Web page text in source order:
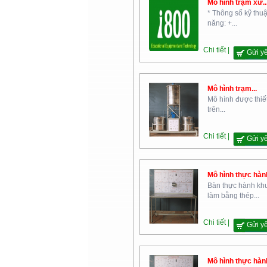
Mô hình trạm
* Thông số kỹ
năng: +...
Chi tiết | Gửi
Mô hình trạm...
Mô hình được
trên...
Chi tiết | Gửi
Mô hình thực
Bàn thực hành
làm bằng thép...
Chi tiết | Gửi
Mô hình thực